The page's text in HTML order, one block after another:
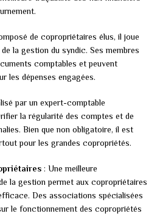
de copropriétaires élus, il joue
la gestion du syndic. Ses membres
comptables et peuvent
les dépenses engagées.
par un expert-comptable
la régularité des comptes et de
Bien que non obligatoire, il est
pour les grandes copropriétés.
: Une meilleure
la gestion permet aux copropriétaires
Des associations spécialisées
le fonctionnement des copropriétés